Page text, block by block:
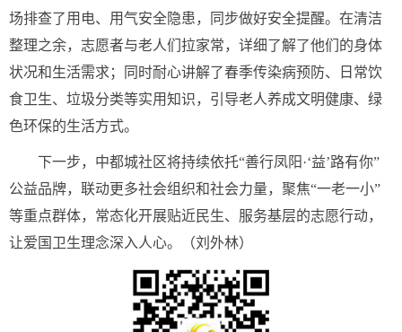
场排查了用电、用气安全隐患，同步做好安全提醒。在清洁
整理之余，志愿者与老人们拉家常，详细了解了他们的身体
状况和生活需求；同时耐心讲解了春季传染病预防、日常饮
食卫生、垃圾分类等实用知识，引导老人养成文明健康、绿
色环保的生活方式。
下一步，中都城社区将持续依托“善行凤阳·‘益’路有你”
公益品牌，联动更多社会组织和社会力量，聚焦“一老一小”
等重点群体，常态化开展贴近民生、服务基层的志愿行动，
让爱国卫生理念深入人心。（刘外林）